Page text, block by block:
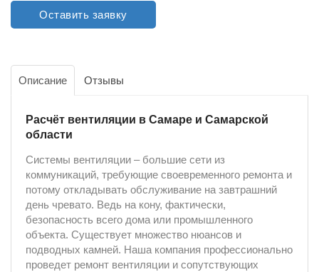
Оставить заявку
Описание Отзывы
Расчёт вентиляции в Самаре и Самарской
области
Системы вентиляции – большие сети из
коммуникаций, требующие своевременного ремонта и
потому откладывать обслуживание на завтрашний
день чревато. Ведь на кону, фактически,
безопасность всего дома или промышленного
объекта. Существует множество нюансов и
подводных камней. Наша компания профессионально
проведет ремонт вентиляции и сопутствующих